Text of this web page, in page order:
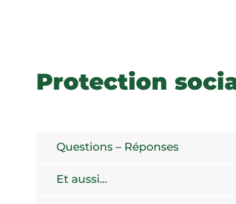
Protection
Questions – Réponses
Et aussi…